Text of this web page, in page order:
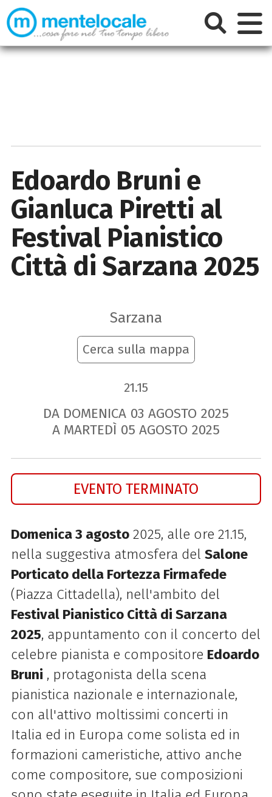
Edoardo Bruni e
Gianluca Piretti al
Festival Pianistico
Città di Sarzana 2025
Sarzana
Cerca sulla mappa
21.15
DA DOMENICA 03 AGOSTO 2025
A MARTEDÌ 05 AGOSTO 2025
EVENTO TERMINATO
Domenica 3 agosto2025, alle ore 21.15,
nella suggestiva atmosfera del Salone
Porticato della Fortezza Firmafede
(Piazza Cittadella), nell'ambito del
Festival Pianistico Città di Sarzana
2025, appuntamento con il concerto del
celebre pianista e compositore Edoardo
Bruni , protagonista della scena
pianistica nazionale e internazionale,
con all'attivo moltissimi concerti in
Italia ed in Europa come solista ed in
formazioni cameristiche, attivo anche
come compositore, sue composizioni